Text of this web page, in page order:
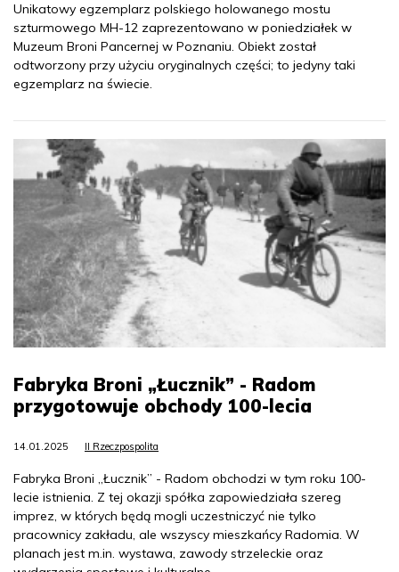
Unikatowy egzemplarz polskiego holowanego mostu
szturmowego MH-12 zaprezentowano w poniedziałek w
Muzeum Broni Pancernej w Poznaniu. Obiekt został
odtworzony przy użyciu oryginalnych części; to jedyny taki
egzemplarz na świecie.
Fabryka Broni „Łucznik” - Radom
przygotowuje obchody 100-lecia
14.01.2025 II Rzeczpospolita
Fabryka Broni „Łucznik” - Radom obchodzi w tym roku 100-
lecie istnienia. Z tej okazji spółka zapowiedziała szereg
imprez, w których będą mogli uczestniczyć nie tylko
pracownicy zakładu, ale wszyscy mieszkańcy Radomia. W
planach jest m.in. wystawa, zawody strzeleckie oraz